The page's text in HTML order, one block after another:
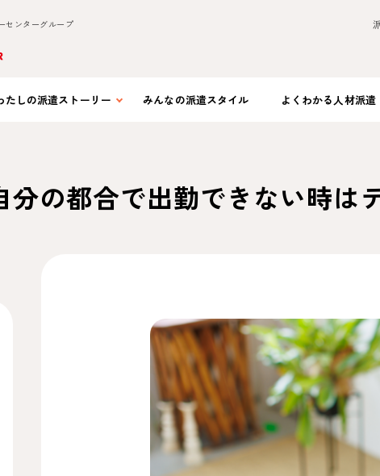
センターグループ
たしの派遣ストーリー みんなの派遣スタイル よくわかる 人材派遣
分の都合で出勤できない時は